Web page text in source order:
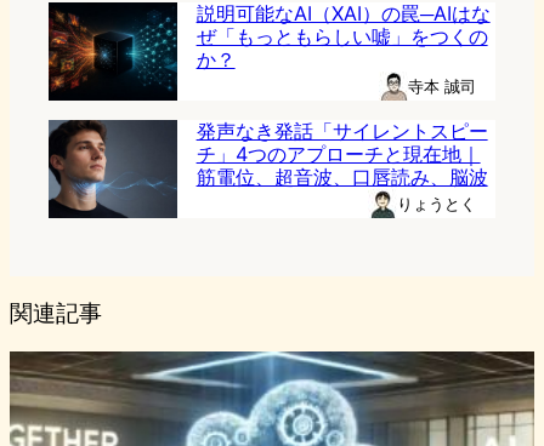
説明可能なAI（XAI）の罠─AIはな
ぜ「もっともらしい嘘」をつくの
か？
寺本 誠司
発声なき発話「サイレントスピー
チ」4つのアプローチと現在地｜
筋電位、超音波、口唇読み、脳波
りょうとく
関連記事